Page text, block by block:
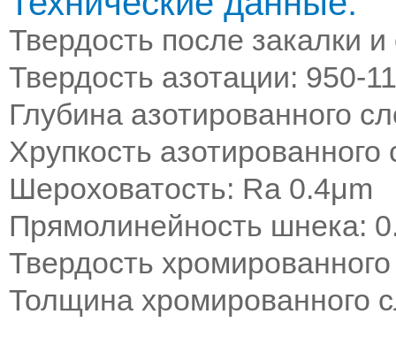
Твердость после закалки
Твердость азотации: 950-
Глубина азотированного
Хрупкость азотированного
Шероховатость: Ra 0.4μm
Прямолинейность шнека:
Твердость
Толщина хромированного